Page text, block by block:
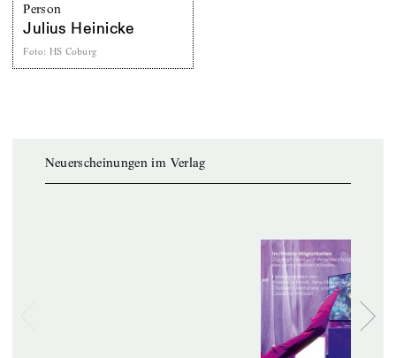
Person
Julius Heinicke
Foto: HS Coburg
Neuerscheinungen im Verlag